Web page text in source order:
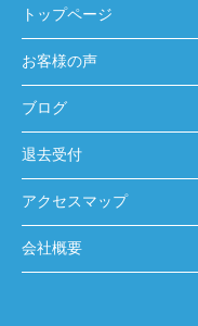
トップページ
お客様の声
ブログ
退去受付
アクセスマップ
会社概要